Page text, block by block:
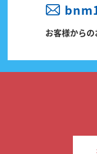
お客様から